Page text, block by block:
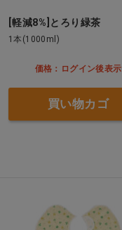
[軽減8%]とろり緑茶
1本(1000ml)
価格：ログイン後表示
買い物カゴ